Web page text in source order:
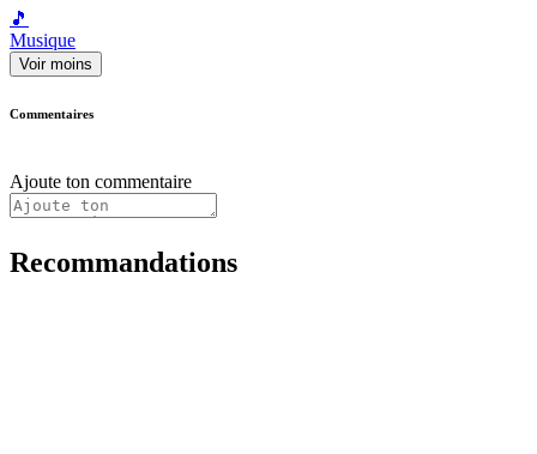
🎵
Musique
Voir moins
Commentaires
Ajoute ton commentaire
Recommandations